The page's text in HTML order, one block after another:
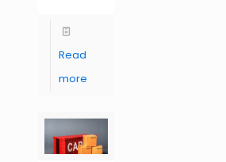
Read
more